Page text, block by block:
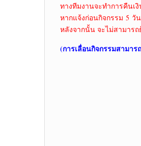
ทางทีมงานจะทำการคืนเ
หากแจ้งก่อนกิจกรรม 5 วั
หลังจากนั้น จะไม่สามาร
(การเลื่อนกิจกรรมสามาร